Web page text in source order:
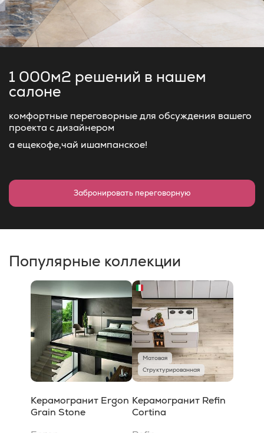
1 000м2 решений в нашем
салоне
комфортные переговорные для обсуждения вашего
проекта с дизайнером
а ещекофе,чай ишампанское!
Забронировать переговорную
Популярные коллекции
Керамогранит Ergon
Grain Stone
Матовая
Структурированная
Керамогранит Refin
Cortina